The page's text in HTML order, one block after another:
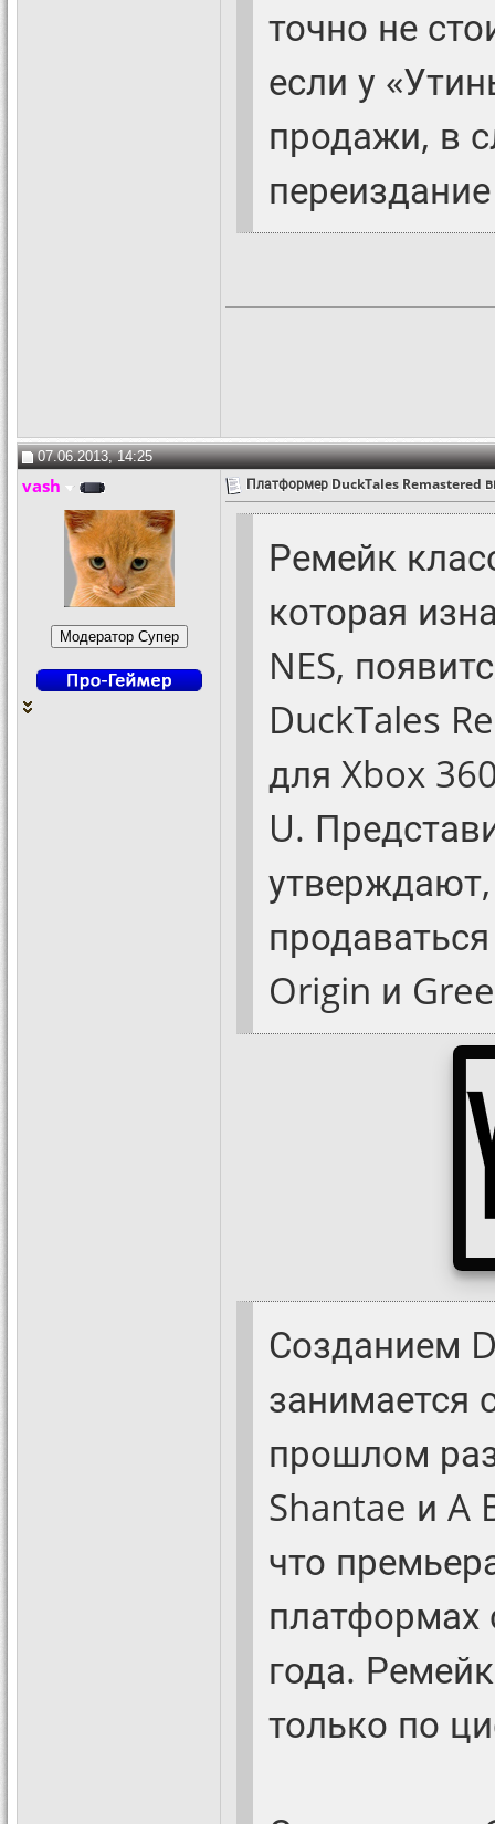
точно не
если у
продажи, в
07.06.2013, 14:25
vash Платформер DuckTales Remastered
Ремейк
которая
NES,
DuckTales
для Xbox
U.
Origin и
Созданием
занимается
прошлом
Shantae и A
что
платформах
года.
только по